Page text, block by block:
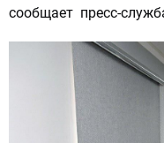
сообщает пресс-